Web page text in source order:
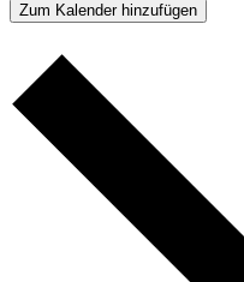
Zum Kalender hinzufügen